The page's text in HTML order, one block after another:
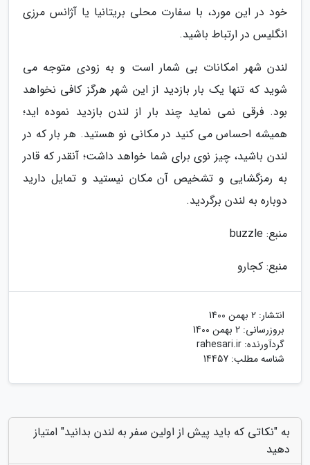
خود در این مورد، با سفارت محلی بریتانیا یا آژانس مرزی
انگلیس در ارتباط باشید.
لندن شهر امکانات بی شمار است و به زودی متوجه می
شوید که تنها یک بار بازدید از این شهر هرگز کافی نخواهد
بود. فرقی نمی نماید چند بار از لندن بازدید نموده اید؛
همیشه احساس می کنید در مکانی نو هستید. هر بار که در
لندن باشید، چیز نوی برای شما خواهد داشت؛ آنقدر که قادر
به رمزگشایی و تشخیص آن مکان نیستید و تمایل دارید
دوباره به لندن برگردید.
منبع: buzzle
منبع: کجارو
انتشار: 2 بهمن 1400
بروزرسانی: 2 بهمن 1400
گردآورنده: rahesari.ir
شناسه مطلب: 14457
به "نکاتی که باید پیش از اولین سفر به لندن بدانید" امتیاز
دهید